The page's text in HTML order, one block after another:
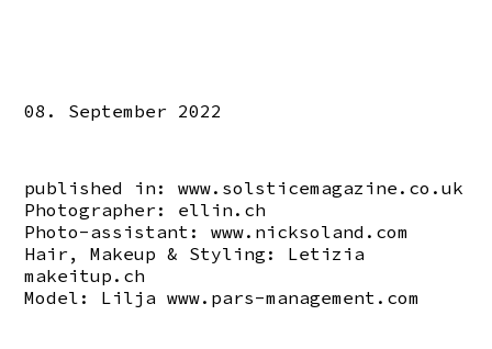
08. September 2022
published in:www.solsticemagazine.co.uk
Photographer: ellin.ch
Photo-assistant:www.nicksoland.com
Hair, Makeup & Styling: Letizia
makeitup.ch
Model: Liljawww.pars-management.com